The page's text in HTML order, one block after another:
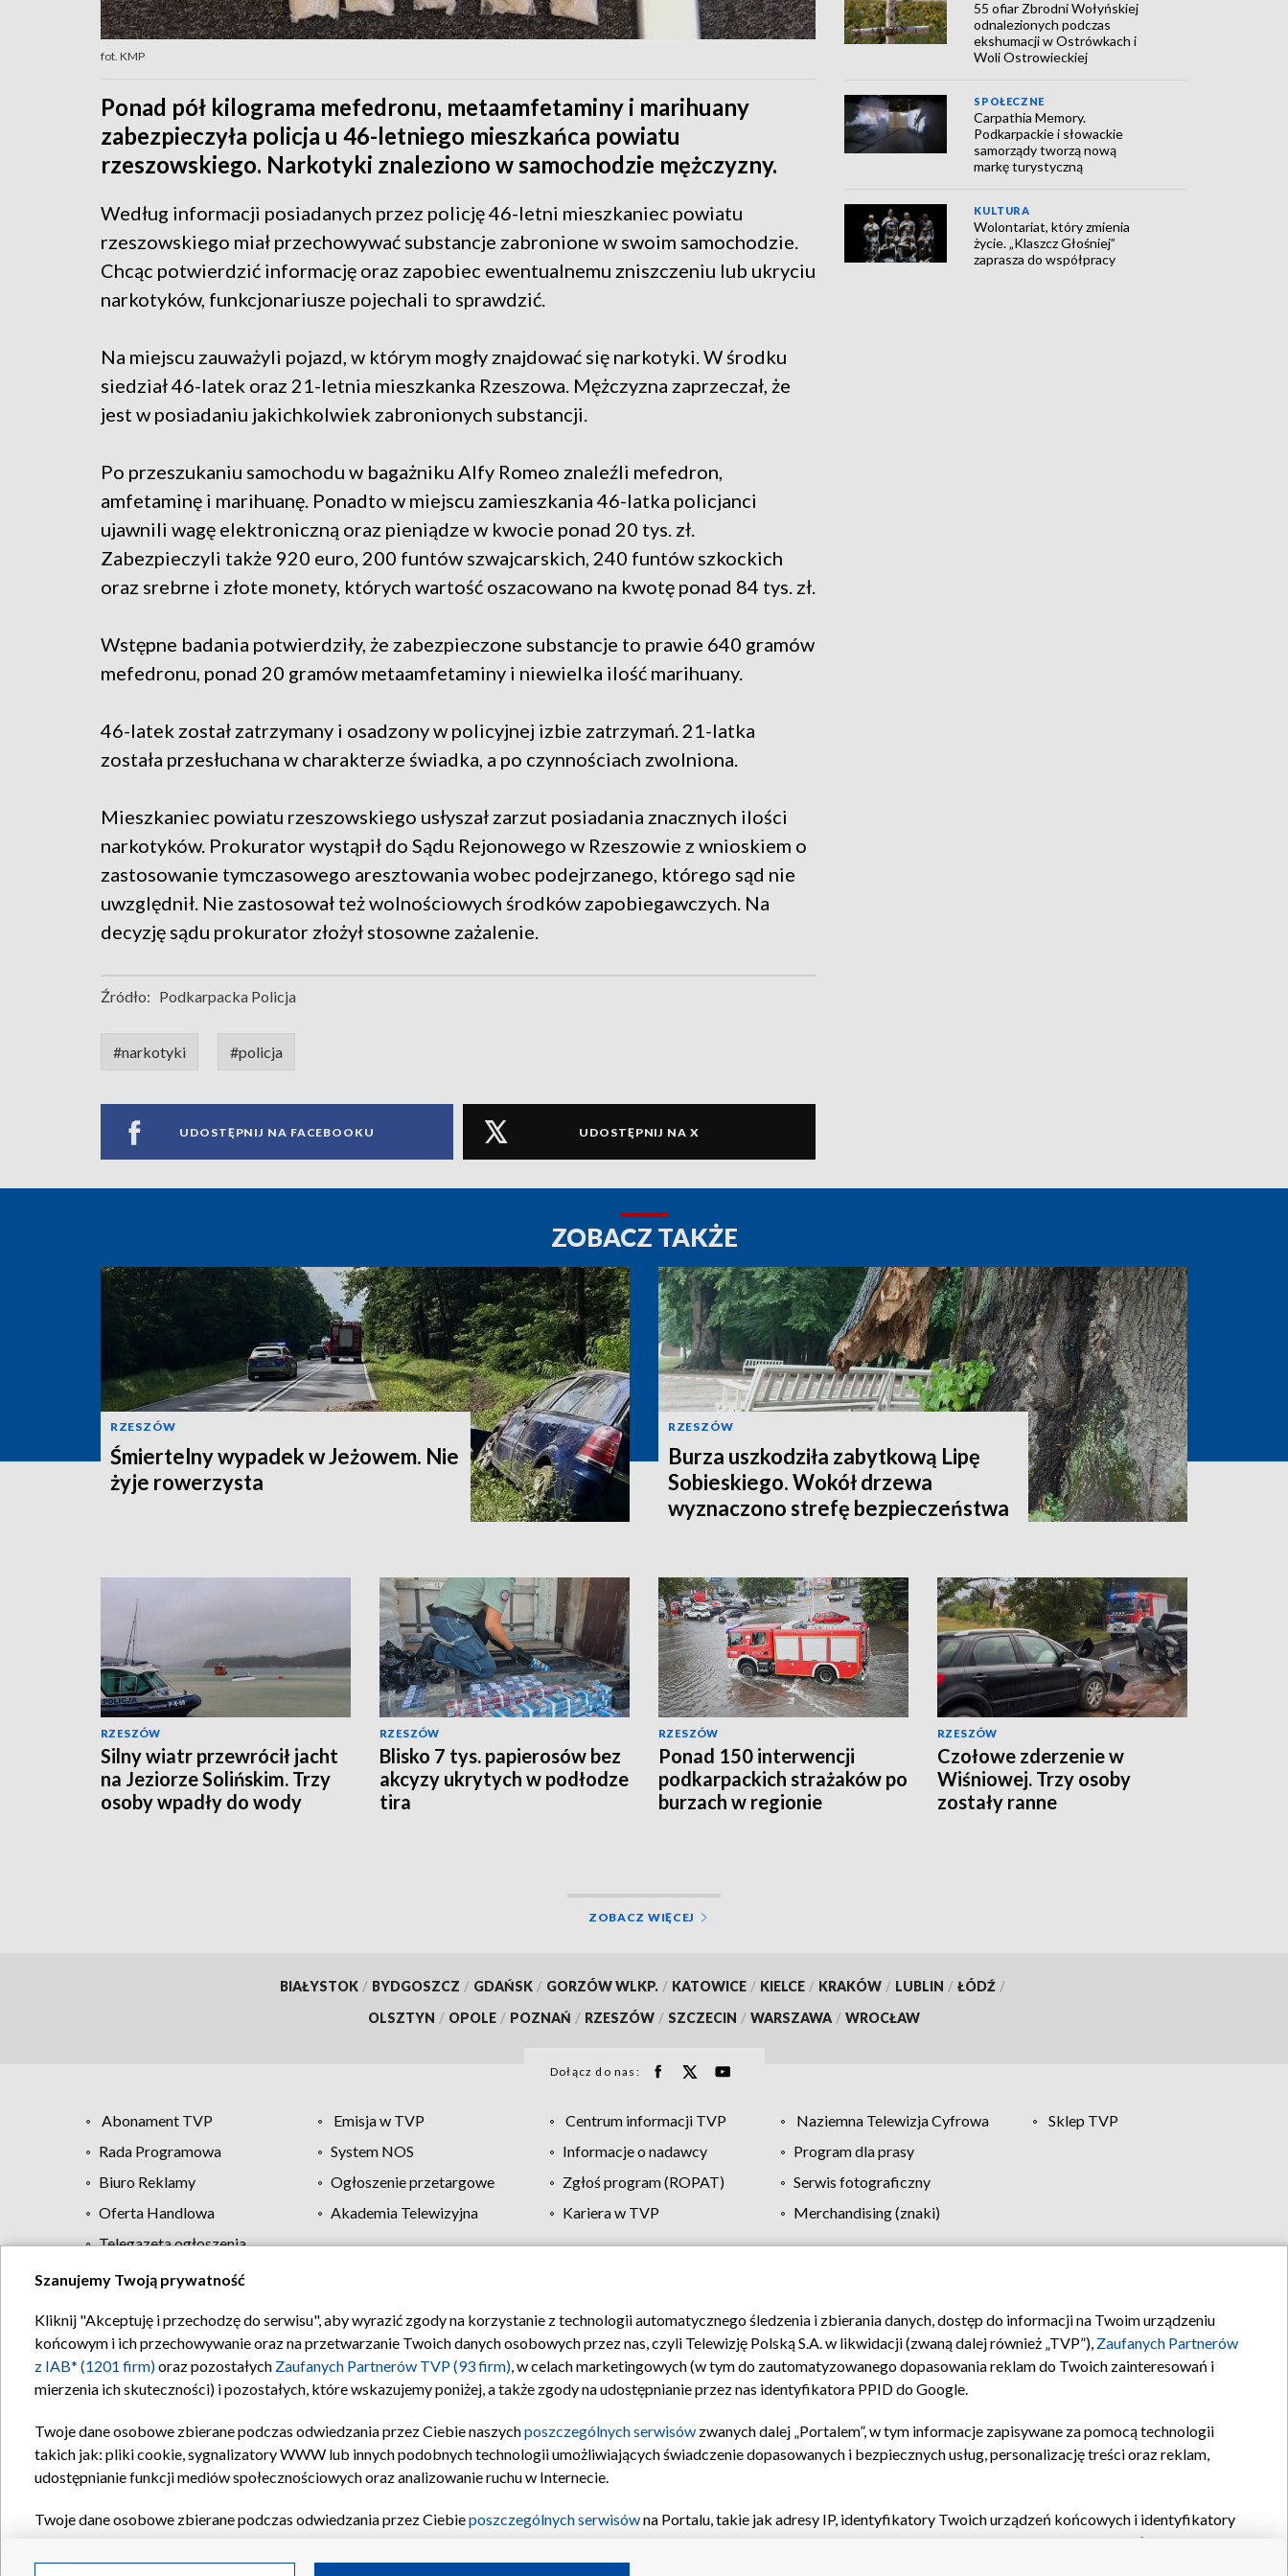
fot. KMP
Ponad pół kilograma mefedronu, metaamfetaminy i marihuany
zabezpieczyła policja u 46-letniego mieszkańca powiatu
rzeszowskiego. Narkotyki znaleziono w samochodzie mężczyzny.
Według informacji posiadanych przez policję 46-letni mieszkaniec powiatu
rzeszowskiego miał przechowywać substancje zabronione w swoim samochodzie.
Chcąc potwierdzić informację oraz zapobiec ewentualnemu zniszczeniu lub ukryciu
narkotyków, funkcjonariusze pojechali to sprawdzić.
Na miejscu zauważyli pojazd, w którym mogły znajdować się narkotyki. W środku
siedział 46-latek oraz 21-letnia mieszkanka Rzeszowa. Mężczyzna zaprzeczał, że
jest w posiadaniu jakichkolwiek zabronionych substancji.
Po przeszukaniu samochodu w bagażniku Alfy Romeo znaleźli mefedron,
amfetaminę i marihuanę. Ponadto w miejscu zamieszkania 46-latka policjanci
ujawnili wagę elektroniczną oraz pieniądze w kwocie ponad 20 tys. zł.
Zabezpieczyli także 920 euro, 200 funtów szwajcarskich, 240 funtów szkockich
oraz srebrne i złote monety, których wartość oszacowano na kwotę ponad 84 tys. zł.
Wstępne badania potwierdziły, że zabezpieczone substancje to prawie 640 gramów
mefedronu, ponad 20 gramów metaamfetaminy i niewielka ilość marihuany.
46-latek został zatrzymany i osadzony w policyjnej izbie zatrzymań. 21-latka
została przesłuchana w charakterze świadka, a po czynnościach zwolniona.
Mieszkaniec powiatu rzeszowskiego usłyszał zarzut posiadania znacznych ilości
narkotyków. Prokurator wystąpił do Sądu Rejonowego w Rzeszowie z wnioskiem o
zastosowanie tymczasowego aresztowania wobec podejrzanego, którego sąd nie
uwzględnił. Nie zastosował też wolnościowych środków zapobiegawczych. Na
decyzję sądu prokurator złożył stosowne zażalenie.
Źródło: Podkarpacka Policja
#narkotyki #policja
UDOSTĘPNIJ NA FACEBOOKU UDOSTĘPNIJ NA X
55 ofiar Zbrodni Wołyńskiej
odnalezionych podczas
ekshumacji w Ostrówkach i
Woli Ostrowieckiej
SPOŁECZNE
Carpathia Memory.
Podkarpackie i słowackie
samorządy tworzą nową
markę turystyczną
KULTURA
Wolontariat, który zmienia
życie. „Klaszcz Głośniej”
zaprasza do współpracy
ZOBACZ TAKŻE
RZESZÓW
Śmiertelny wypadek w Jeżowem. Nie
żyje rowerzysta
RZESZÓW
Burza uszkodziła zabytkową Lipę
Sobieskiego. Wokół drzewa
wyznaczono strefę bezpieczeństwa
RZESZÓW
Silny wiatr przewrócił jacht
na Jeziorze Solińskim. Trzy
osoby wpadły do wody
RZESZÓW
Blisko 7 tys. papierosów bez
akcyzy ukrytych w podłodze
tira
RZESZÓW
Ponad 150 interwencji
podkarpackich strażaków po
burzach w regionie
RZESZÓW
Czołowe zderzenie w
Wiśniowej. Trzy osoby
zostały ranne
ZOBACZ WIĘCEJ
BIAŁYSTOK / BYDGOSZCZ / GDAŃSK / GORZÓW WLKP. / KATOWICE / KIELCE / KRAKÓW / LUBLIN / ŁÓDŹ /
OLSZTYN / OPOLE / POZNAŃ / RZESZÓW / SZCZECIN / WARSZAWA / WROCŁAW
Dołącz do nas:
Abonament TVP Emisja w TVP Centrum informacji TVP Naziemna Telewizja Cyfrowa
Sklep TVP
Rada Programowa
System NOS Informacje o nadawcy
Program dla prasy
Biuro Reklamy
Ogłoszenie przetargowe Zgłoś program (ROPAT)
Serwis fotograficzny
Oferta Handlowa
Akademia Telewizyjna Kariera w TVP
Merchandising (znaki)
Telegazeta ogłoszenia
Regulamin TVP Polityka prywatności Moje zgody Pomoc Biuro reklamy Kontakt
Szanujemy Twoją prywatność
Kliknij "Akceptuję i przechodzę do serwisu", aby wyrazić zgody na korzystanie z technologii automatycznego śledzenia i zbierania danych, dostęp do informacji na Twoim urządzeniu
końcowym i ich przechowywanie oraz na przetwarzanie Twoich danych osobowych przez nas, czyli Telewizję Polską S.A. w likwidacji (zwaną dalej również „TVP”), Zaufanych Partnerów
z IAB* (1201 firm)oraz pozostałych Zaufanych Partnerów TVP (93 firm), w celach marketingowych (w tym do zautomatyzowanego dopasowania reklam do Twoich zainteresowań i
mierzenia ich skuteczności) i pozostałych, które wskazujemy poniżej, a także zgody na udostępnianie przez nas identyfikatora PPID do Google.
Twoje dane osobowe zbierane podczas odwiedzania przez Ciebie naszychposzczególnych serwisów zwanych dalej „Portalem”, w tym informacje zapisywane za pomocą technologii
takich jak: pliki cookie, sygnalizatory WWW lub innych podobnych technologii umożliwiających świadczenie dopasowanych i bezpiecznych usług, personalizację treści oraz reklam,
udostępnianie funkcji mediów społecznościowych oraz analizowanie ruchu w Internecie.
Twoje dane osobowe zbierane podczas odwiedzania przez Ciebieposzczególnych serwisówna Portalu, takie jak adresy IP, identyfikatory Twoich urządzeń końcowych i identyfikatory
oraz pozostałych
Partnerów TVPdla realizacji następujących celów i funkcji: przechowywania informacji na urządzeniu lub dostęp do nich, wyboru podstawowych reklam, wyboru spersonalizowanych